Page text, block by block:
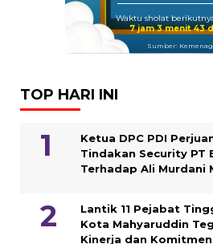
Waktu sholat
7 jam 3 menit 42
Sumber: Kemenag
TOP HARI INI
Ketua DPC PDI
Tindakan Security PT
Terhadap Ali Murdani
Lantik 11 Pejabat
Kota Mahyaruddin
Kinerja dan